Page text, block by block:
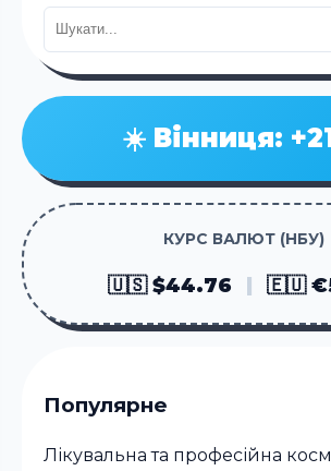
☀️ Вінниця:
КУРС ВАЛЮТ (НБУ)
🇺🇸 $44.76 🇪🇺
Популярне
Лікувальна та професійна